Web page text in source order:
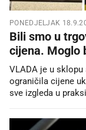
PONEDJELJAK
Bili smo u
cijena. Moglo
VLADA je u
ograničila cijene
sve izgleda u